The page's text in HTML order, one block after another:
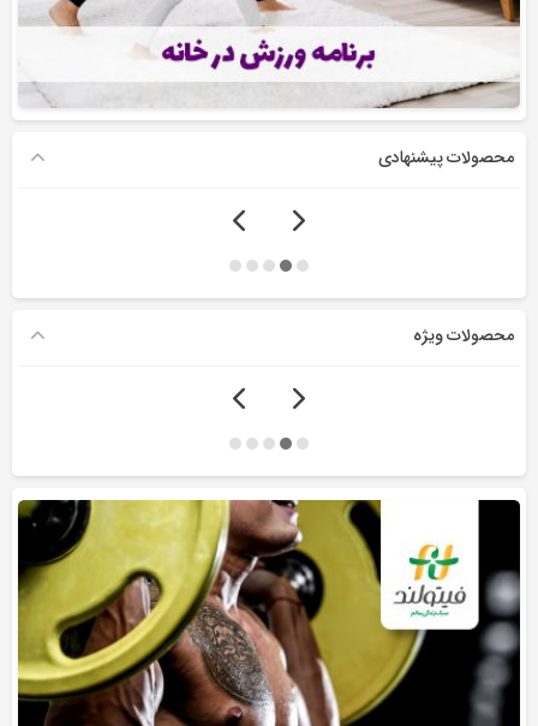
محصولات پیشنهادی
محصولات ویژه